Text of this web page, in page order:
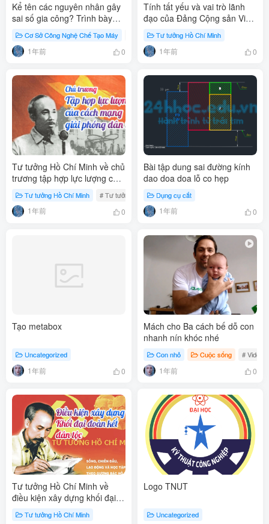
Kể tên các nguyên nhân gây
sai số gia công? Trình bày
các nguyên nhân gây sai số
gia công?
Cơ Sở Công Nghệ Chế Tạo Máy # các nguyên nhân gây sai số gia công
1年前 0
Tính tất yếu và vai trò lãnh
đạo của Đảng Cộng sản Việt
NamTư tưởng Hồ Chí Minh
1年前 0
Tư tưởng Hồ Chí Minh về chủ
trương tập hợp lực lượng của
cách mạng giải phóng dân
tộcTư tưởng Hồ Chí Minh # Tư tưởng Hồ Chí Minh # Cách mạng giải phóng dân
1年前 0
Bài tập dung sai đường kính
dao doa doa lỗ co hẹp
Dụng cụ cắt
1年前 0
Tạo metabox
Uncategorized
1年前 0
Mách cho Ba cách bế dỗ con
nhanh nín khóc nhé
Con nhỏ Cuộc sống # Video
1年前 0
Tư tưởng Hồ Chí Minh về
điều kiện xây dựng khối đại
đoàn kết dân tộc
Tư tưởng Hồ Chí Minh
Logo TNUT
Uncategorized